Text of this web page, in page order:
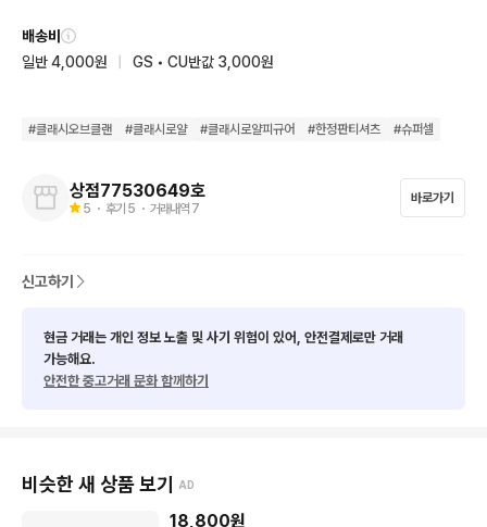
고블린 스티커 팩 세트 0.5
(문의 주시면 인터넷에서 디자인 찾아드립니다)
배송비
일반 4,000원
GS • CU반값 3,000원
#클래시오브클랜 #클래시로얄 #클래시로얄피규어 #한정판티셔츠 #슈퍼셀
상점77530649호
5 ・ 후기 5 ・ 거래내역 7
바로가기
신고하기
현금 거래는 개인 정보 노출 및 사기 위험이 있어, 안전결제로만 거래
가능해요.
안전한 중고거래 문화 함께하기
비슷한 새 상품 보기 AD
18,800원